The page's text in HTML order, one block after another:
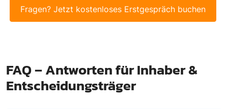
Fragen? Jetzt kostenloses Erstgespräch buchen
FAQ – Antworten für Inhaber &
Entscheidungsträger